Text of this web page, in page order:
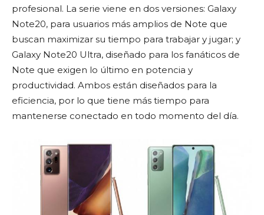
profesional. La serie viene en dos versiones: Galaxy
Note20, para usuarios más amplios de Note que
buscan maximizar su tiempo para trabajar y jugar; y
Galaxy Note20 Ultra, diseñado para los fanáticos de
Note que exigen lo último en potencia y
productividad. Ambos están diseñados para la
eficiencia, por lo que tiene más tiempo para
mantenerse conectado en todo momento del día.